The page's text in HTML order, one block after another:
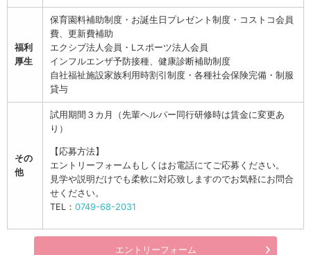
福利
厚生
保育園料補助制度・お誕生日プレゼント制度・コストコ会員
費、更新費補助
エクシブ法人会員・Lスポーツ法人会員
インフルエンザ予防接種、健康診断補助制度
自社福祉施設家族利用時割引制度・各種社会保険完備・制服
貸与
その
他
試用期間３カ月（先輩ヘルパー同行研修時は賃金に変更あ
り）
【応募方法】
エントリーフォームもしくはお電話にてご応募ください。
見学や説明だけでも柔軟に対応致しますのでお気軽にお問合
せください。
TEL： 0749-68-2031
エントリーフォーム